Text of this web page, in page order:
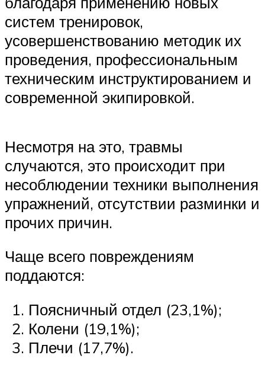
систем тренировок,
усовершенствованию методик их
проведения, профессиональным
техническим инструктированием и
современной экипировкой.
Несмотря на это, травмы
случаются, это происходит при
несоблюдении техники выполнения
упражнений, отсутствии разминки и
прочих причин.
Чаще всего повреждениям
поддаются:
Поясничный отдел (23,1%);
Колени (19,1%);
Плечи (17,7%).